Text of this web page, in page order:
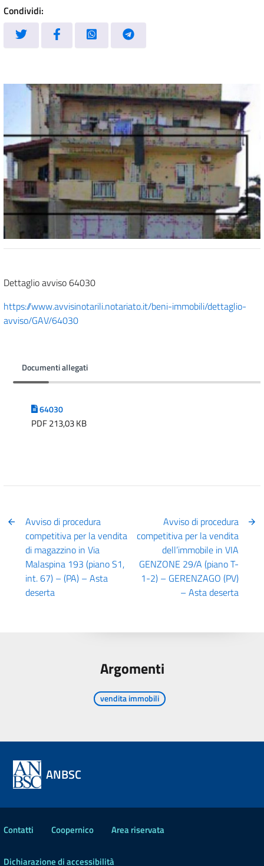
Condividi:
Dettaglio avviso 64030
https://www.avvisinotarili.notariato.it/beni-immobili/dettaglio-
avviso/GAV/64030
Documenti allegati
64030
PDF 213,03 KB
Avviso di procedura
competitiva per la vendita
di magazzino in Via
Malaspina 193 (piano S1,
int. 67) – (PA) – Asta
deserta
Avviso di procedura
competitiva per la vendita
dell’immobile in VIA
GENZONE 29/A (piano T-
1-2) – GERENZAGO (PV)
– Asta deserta
Argomenti
vendita immobili
ANBSC
Contatti Coopernico Area riservata
Dichiarazione di accessibilità